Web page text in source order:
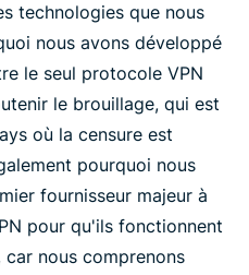
technologies que nous
nous avons développé
le seul protocole VPN
le brouillage, qui est
où la censure est
pourquoi nous
fournisseur majeur à
pour qu'ils fonctionnent
car nous comprenons